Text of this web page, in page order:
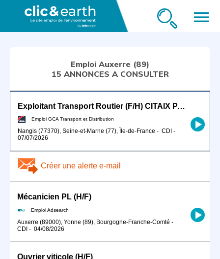
menu
Emploi Auxerre (89)
15 ANNONCES A CONSULTER
Exploitant Transport Routier (F/H) CITAIX PARIS
Emploi GCA Transport et Distribution
Nangis (77370), Seine-et-Marne (77), Île-de-France - CDI -
07/07/2026
Créer une alerte e-mail
Mécanicien PL (H/F)
Emploi Adsearch
Auxerre (89000), Yonne (89), Bourgogne-Franche-Comté -
CDI - 04/08/2026
Ouvrier viticole (H/F)